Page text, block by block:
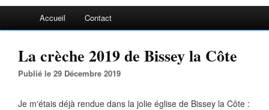
Accueil Contact
La crèche 2019 de Bissey la Côte
Publié le 29 Décembre 2019
Je m'étais déjà rendue dans la jolie église de Bissey la Côte :